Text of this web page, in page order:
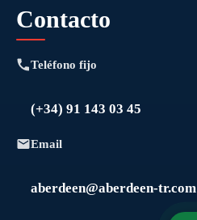
Contacto
Teléfono fijo
(+34) 91 143 03 45
Email
aberdeen@aberdeen-tr.com